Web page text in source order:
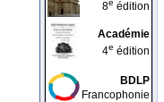
8e édition
Académie
4e édition
BDLP
Francophonie